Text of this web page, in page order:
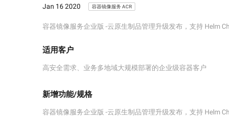
Jan 16 2020 容器镜像服务 ACR
容器镜像服务企业版 -云原生制品管理升级发布，支持 Helm
适用客户
新增功能/规格
容器镜像服务企业版 -云原生制品管理升级发布，支持 Helm